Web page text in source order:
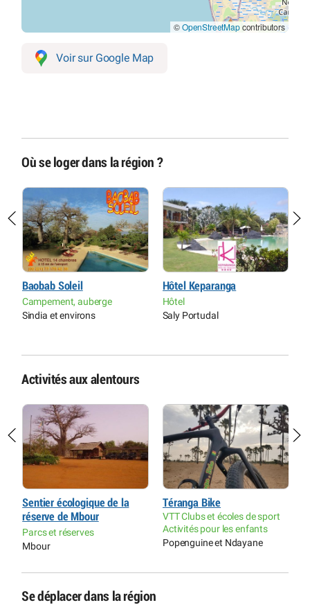
©OpenStreetMapcontributors
Voir sur Google Map
Où se loger dans la région ?
Baobab Soleil
Campement, auberge
Sindia et environs
Hôtel Keparanga
Hôtel
Saly Portudal
Activités aux alentours
Sentier écologique de la
réserve de Mbour
Parcs et réserves
Mbour
Téranga Bike
VTT Clubs et écoles de sport
Activités pour les enfants
Popenguine et Ndayane
Se déplacer dans la région